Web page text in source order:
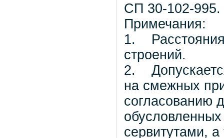
СП 30-102-995.
Примечания:
1.
строений.
2.
на смежных
согласованию
сервитутами,